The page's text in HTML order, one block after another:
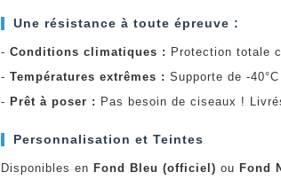
Une résistance à toute épreuve :
- Conditions climatiques : Protection totale
- Températures extrêmes : Supporte de -40°C
- Prêt à poser : Pas besoin de ciseaux !
Personnalisation et Teintes
Disponibles en Fond Bleu (officiel) ou Fond